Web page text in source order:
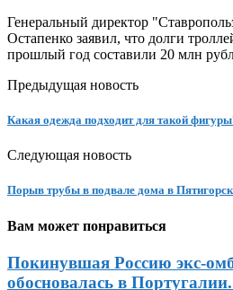
Генеральный директор
Остапенко заявил, что долги
прошлый год составили 20 млн
Предыдущая новость
Какая одежда подходит для такой
Следующая новость
Порыв трубы в подвале дома в
Вам может понравиться
Покинувшая Россию экс-
обосновалась в